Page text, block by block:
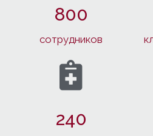
800
сотрудников
240